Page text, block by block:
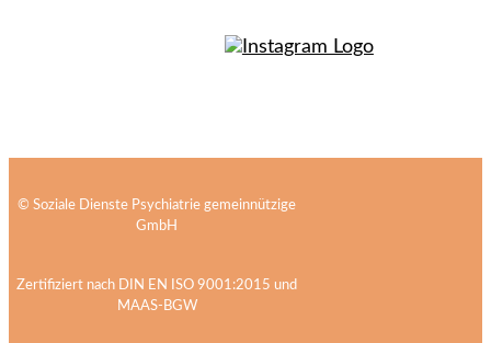
© Soziale Dienste Psychiatrie gemeinnützige
GmbH
Zertifiziert nach DIN EN ISO 9001:2015 und
MAAS-BGW